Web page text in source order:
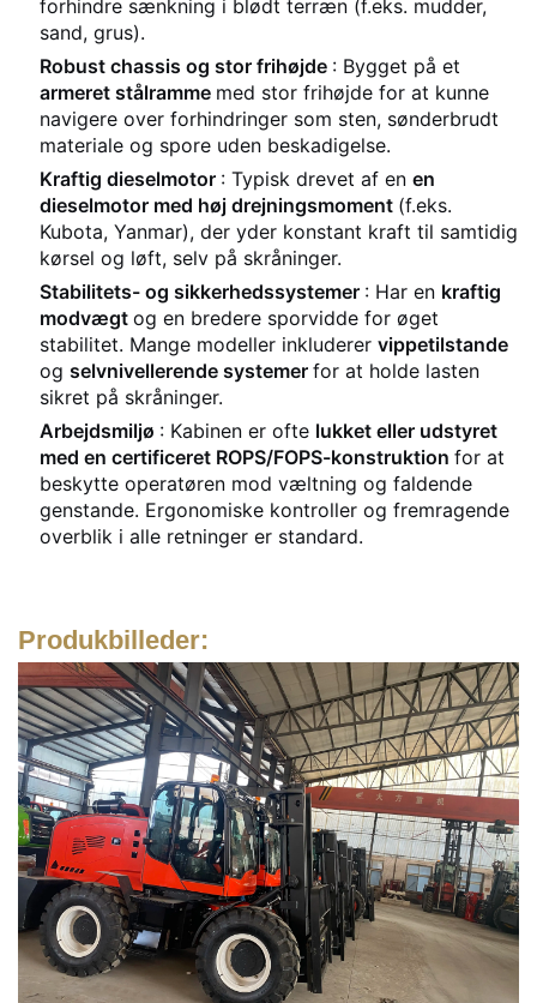
forhindre sænkning i blødt terræn (f.eks. mudder,
sand, grus).
Robust chassis og stor frihøjde : Bygget på et
armeret stålramme med stor frihøjde for at kunne
navigere over forhindringer som sten, sønderbrudt
materiale og spore uden beskadigelse.
Kraftig dieselmotor : Typisk drevet af en en
dieselmotor med høj drejningsmoment (f.eks.
Kubota, Yanmar), der yder konstant kraft til samtidig
kørsel og løft, selv på skråninger.
Stabilitets- og sikkerhedssystemer : Har en kraftig
modvægt og en bredere sporvidde for øget
stabilitet. Mange modeller inkluderer vippetilstande
og selvnivellerende systemer for at holde lasten
sikret på skråninger.
Arbejdsmiljø : Kabinen er ofte lukket eller udstyret
med en certificeret ROPS/FOPS-konstruktion for at
beskytte operatøren mod væltning og faldende
genstande. Ergonomiske kontroller og fremragende
overblik i alle retninger er standard.
Produkbilleder: